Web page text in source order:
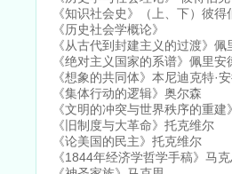
《知识社会史》（上、下）彼得
《历史社会学概论》
《从古代到封建主义的过渡》佩
《绝对主义国家的系谱》佩里安
《想象的共同体》本尼迪克特·
《集体行动的逻辑》奥尔森
《文明的冲突与世界秩序的重建
《旧制度与大革命》托克维尔
《论美国的民主》托克维尔
《1844年经济学哲学手稿》马